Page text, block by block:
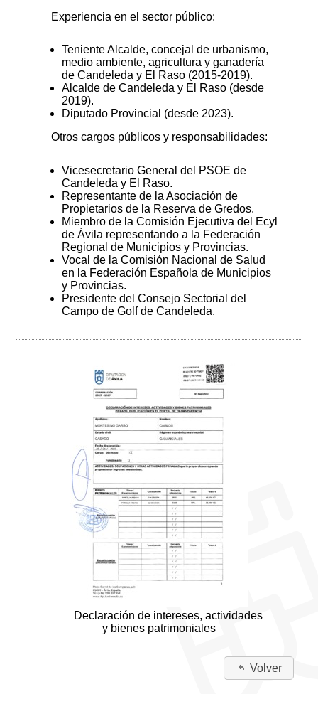
Experiencia en el sector público:
Teniente Alcalde, concejal de urbanismo,
medio ambiente, agricultura y ganadería
de Candeleda y El Raso (2015-2019).
Alcalde de Candeleda y El Raso (desde
2019).
Diputado Provincial (desde 2023).
Otros cargos públicos y responsabilidades:
Vicesecretario General del PSOE de
Candeleda y El Raso.
Representante de la Asociación de
Propietarios de la Reserva de Gredos.
Miembro de la Comisión Ejecutiva del Ecyl
de Ávila representando a la Federación
Regional de Municipios y Provincias.
Vocal de la Comisión Nacional de Salud
en la Federación Española de Municipios
y Provincias.
Presidente del Consejo Sectorial del
Campo de Golf de Candeleda.
Declaración de intereses, actividades
y bienes patrimoniales
Volver